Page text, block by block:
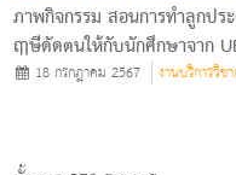
ภาพกิจกรรม สอนการทำลูกปร
ฤๅษีดัดตนให้กับนักศึกษาจาก
18 กรกฎาคม 2567 งานบริการวิช